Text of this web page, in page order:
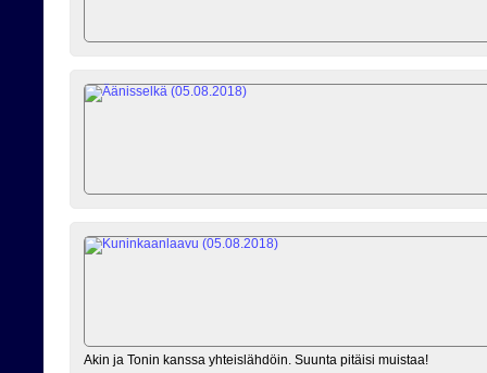
Akin ja Tonin kanssa yhteislähdöin. Suunta pitäisi muistaa!